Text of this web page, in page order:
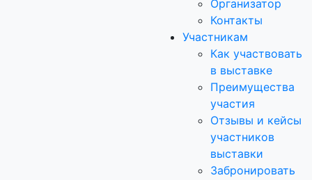
Организатор
Контакты
Участникам
Как участвовать
в выставке
Преимущества
участия
Отзывы и кейсы
участников
выставки
Забронировать